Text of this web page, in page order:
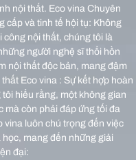
nội thất. Eco vina Chuyên
cấp và tinh tế hội tụ: Không
công nội thất, chúng tôi là
người nghệ sĩ thổi hồn
nội thất độc bản, mang đậm
Eco vina : Sự kết hợp hoàn
hiểu rằng, một không gian
mà còn phải đáp ứng tối đa
vina luôn chú trọng đến việc
mang đến những giải
đại: